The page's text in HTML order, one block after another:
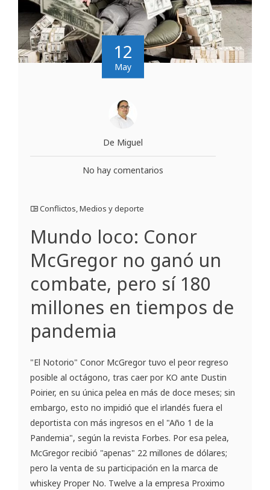
12
May
De Miguel
No hay comentarios
Conflictos,Medios y deporte
Mundo loco: Conor
McGregor no ganó un
combate, pero sí 180
millones en tiempos de
pandemia
"El Notorio" Conor McGregor tuvo el peor regreso
posible al octágono, tras caer por KO ante Dustin
Poirier, en su única pelea en más de doce meses; sin
embargo, esto no impidió que el irlandés fuera el
deportista con más ingresos en el "Año 1 de la
Pandemia", según la revista Forbes. Por esa pelea,
McGregor recibió "apenas" 22 millones de dólares;
pero la venta de su participación en la marca de
whiskey Proper No. Twelve a la empresa Proximo